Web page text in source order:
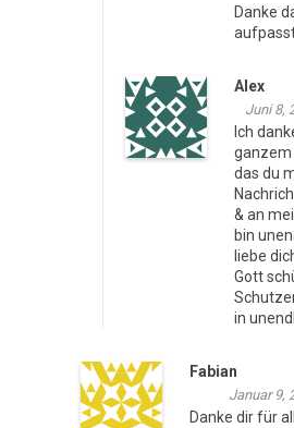
Danke
Alex
Juni 8,
Ich
ganzem
das du
& an
bin
liebe
Gott
in
Fabian
Januar 9,
Danke dir für